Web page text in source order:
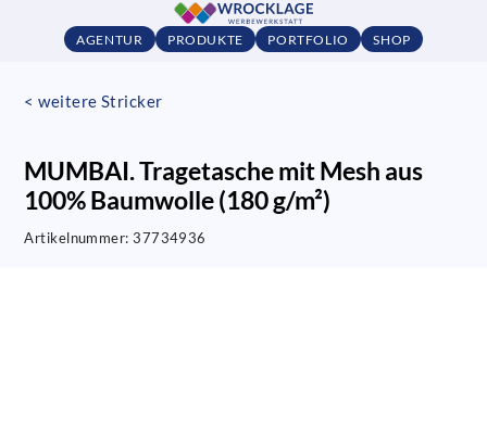
AGENTUR PRODUKTE PORTFOLIO SHOP
< weitere Stricker
MUMBAI. Tragetasche mit Mesh aus
100% Baumwolle (180 g/m²)
Artikelnummer:37734936